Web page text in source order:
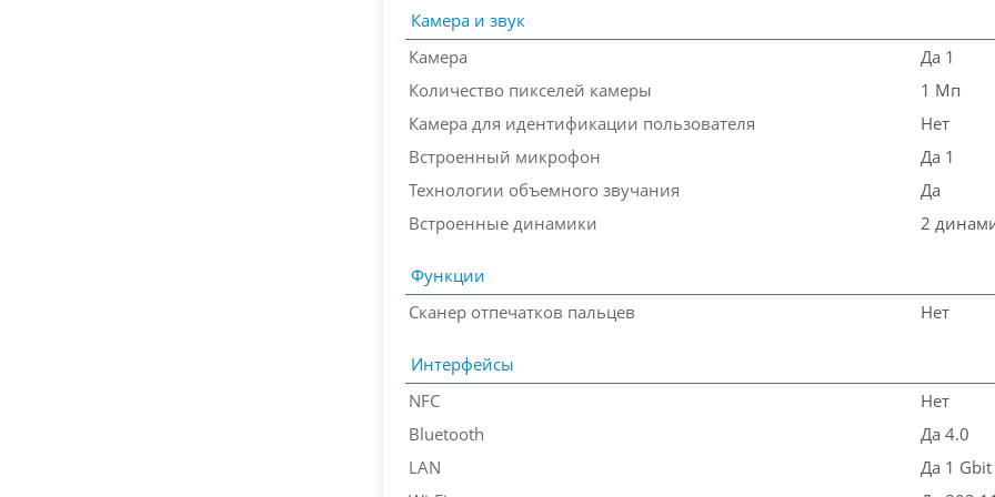
Камера и звук
Камера
Да 1
Количество пикселей камеры
1 Мп
Камера для идентификации пользователя
Нет
Встроенный микрофон
Да 1
Технологии объемного звучания
Да
Встроенные динамики
2
Функции
Сканер отпечатков пальцев
Нет
Интерфейсы
NFC
Нет
Bluetooth
Да 4.0
LAN
Да 1 Gbit